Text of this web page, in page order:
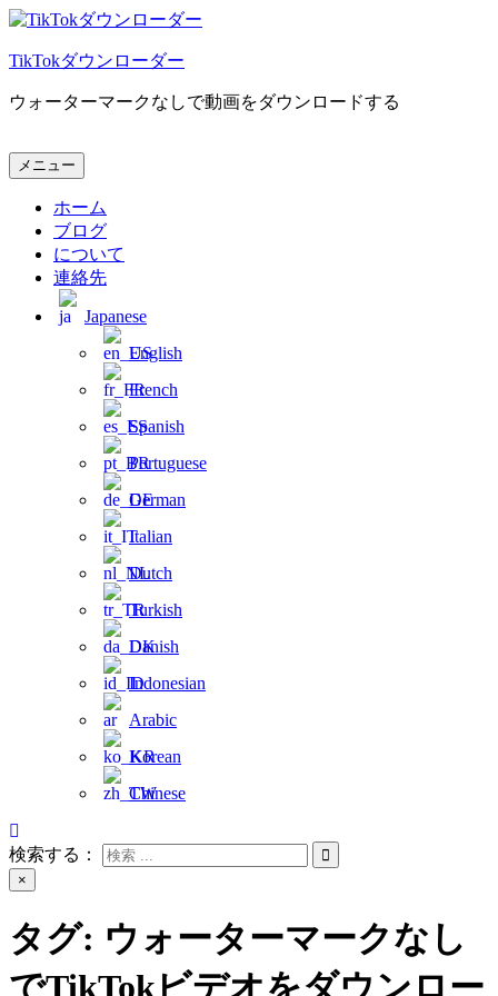
コ
テ
ツ
ス
キ
TikTokダウンローダー
ウォーターマークなしで動画をダウンロードする
TikTokダウンローダー
ウォーターマークなしで動画をダウンロードする
メニュー
ホーム
ブログ
について
連絡先
Japanese
English
French
Spanish
Portuguese
German
Italian
Dutch
Turkish
Danish
Indonesian
Arabic
Korean
Chinese
検索する：
×
タグ: ウォーターマークなし
でTikTokビデオをダウンロー